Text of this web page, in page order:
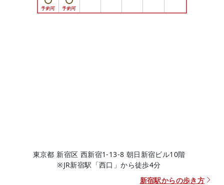
東京都 新宿区 西新宿1-13-8 朝日新宿ビル10階
※JR新宿駅「西口」から徒歩4分
新宿駅からの歩き方